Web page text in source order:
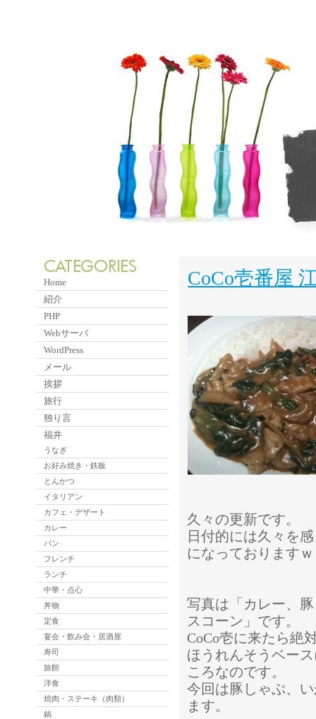
CoCo壱番屋
久々の更新です。
日付的には久々を
になっておりますｗ
写真は「カレー、
スコーン」です。
CoCo壱に来たら絶
ほうれんそうベー
ころなのです。
今回は豚しゃぶ、
ます。
Home
紹介
PHP
Webサーバ
WordPress
メール
挨拶
旅行
独り言
福井
うなぎ
お好み焼き・鉄板
とんかつ
イタリアン
カフェ・デザート
カレー
パン
フレンチ
ランチ
中華・点心
丼物
定食
宴会・飲み会・居酒屋
寿司
旅館
洋食
焼肉・ステーキ（肉類）
鍋